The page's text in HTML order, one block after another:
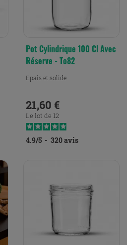
Pot Cylindrique 100 Cl Avec
Réserve - To82
Epais et solide
Prix
21,60 €
Le lot de 12
4.9/5 - 320avis